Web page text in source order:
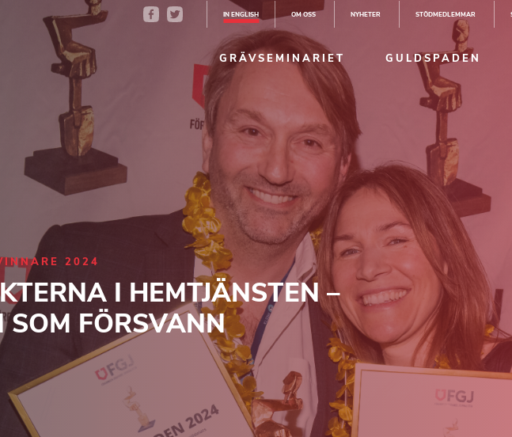
IN ENGLISH OM OSS NYHETER STÖDMEDLEMMAR
GRÄVSEMINARIET GULDSPADEN
2024
I HEMTJÄNSTEN –
SOM FÖRSVANN